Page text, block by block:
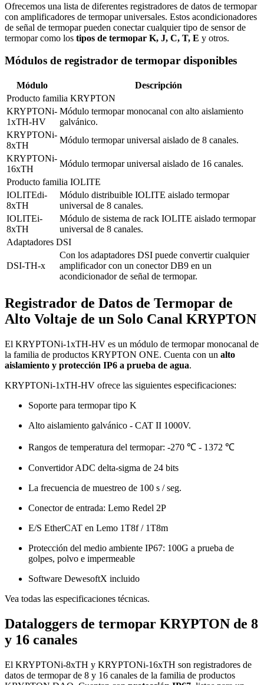
Ofrecemos una lista de diferentes registradores de datos de termopar
con amplificadores de termopar universales. Estos acondicionadores
de señal de termopar pueden conectar cualquier tipo de sensor de
termopar como los tipos de termopar K, J, C, T, E y otros.
Módulos de registrador de termopar disponibles
Módulo
Descripción
Producto familia KRYPTON
KRYPTONi-
1xTH-HV
Módulo termopar monocanal con alto aislamiento
galvánico.
KRYPTONi-
8xTH
Módulo termopar universal aislado de 8 canales.
KRYPTONi-
16xTH
Módulo termopar universal aislado de 16 canales.
Producto familia IOLITE
IOLITEdi-
8xTH
Módulo distribuible IOLITE aislado termopar
universal de 8 canales.
IOLITEi-
8xTH
Módulo de sistema de rack IOLITE aislado termopar
universal de 8 canales.
Adaptadores DSI
DSI-TH-x
Con los adaptadores DSI puede convertir cualquier
amplificador con un conector DB9 en un
acondicionador de señal de termopar.
Registrador de Datos de Termopar de
Alto Voltaje de un Solo Canal KRYPTON
El KRYPTONi-1xTH-HV es un módulo de termopar monocanal de
la familia de productos KRYPTON ONE. Cuenta con un alto
aislamiento y protección IP6 a prueba de agua.
KRYPTONi-1xTH-HV ofrece las siguientes especificaciones:
Soporte para termopar tipo K
Alto aislamiento galvánico - CAT II 1000V.
Rangos de temperatura del termopar: -270 ℃ - 1372 ℃
Convertidor ADC delta-sigma de 24 bits
La frecuencia de muestreo de 100 s / seg.
Conector de entrada: Lemo Redel 2P
E/S EtherCAT en Lemo 1T8f / 1T8m
Protección del medio ambiente IP67: 100G a prueba de
golpes, polvo e impermeable
Software DewesoftX incluido
Vea todas las especificaciones técnicas​​​​​​​.
Dataloggers de termopar KRYPTON de 8
y 16 canales
El KRYPTONi-8xTH y KRYPTONi-16xTH son registradores de
datos de termopar de 8 y 16 canales de la familia de productos